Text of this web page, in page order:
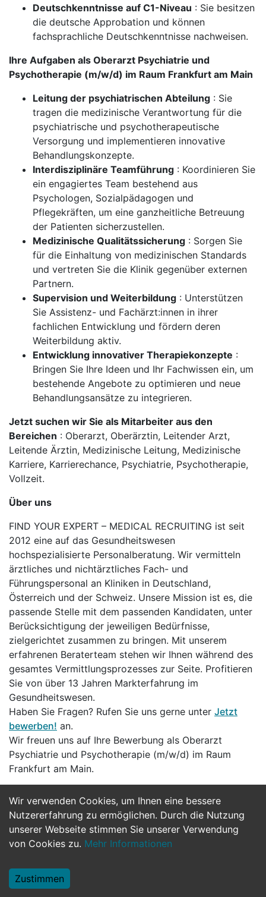
Wir verwenden Cookies, um Ihnen eine bessere
Nutzererfahrung zu ermöglichen. Durch die Nutzung
unserer Webseite stimmen Sie unserer Verwendung
von Cookies zu. Mehr Informationen
Zustimmen
Deutschkenntnisse auf C1-Niveau : Sie besitzen
die deutsche Approbation und können
fachsprachliche Deutschkenntnisse nachweisen.
Ihre Aufgaben als Oberarzt Psychiatrie und
Psychotherapie (m/w/d) im Raum Frankfurt am Main
Leitung der psychiatrischen Abteilung : Sie
tragen die medizinische Verantwortung für die
psychiatrische und psychotherapeutische
Versorgung und implementieren innovative
Behandlungskonzepte.
Interdisziplinäre Teamführung : Koordinieren Sie
ein engagiertes Team bestehend aus
Psychologen, Sozialpädagogen und
Pflegekräften, um eine ganzheitliche Betreuung
der Patienten sicherzustellen.
Medizinische Qualitätssicherung : Sorgen Sie
für die Einhaltung von medizinischen Standards
und vertreten Sie die Klinik gegenüber externen
Partnern.
Supervision und Weiterbildung : Unterstützen
Sie Assistenz- und Fachärzt:innen in ihrer
fachlichen Entwicklung und fördern deren
Weiterbildung aktiv.
Entwicklung innovativer Therapiekonzepte :
Bringen Sie Ihre Ideen und Ihr Fachwissen ein, um
bestehende Angebote zu optimieren und neue
Behandlungsansätze zu integrieren.
Jetzt suchen wir Sie als Mitarbeiter aus den
Bereichen : Oberarzt, Oberärztin, Leitender Arzt,
Leitende Ärztin, Medizinische Leitung, Medizinische
Karriere, Karrierechance, Psychiatrie, Psychotherapie,
Vollzeit.
Über uns
FIND YOUR EXPERT – MEDICAL RECRUITING ist seit
2012 eine auf das Gesundheitswesen
hochspezialisierte Personalberatung. Wir vermitteln
ärztliches und nichtärztliches Fach- und
Führungspersonal an Kliniken in Deutschland,
Österreich und der Schweiz. Unsere Mission ist es, die
passende Stelle mit dem passenden Kandidaten, unter
Berücksichtigung der jeweiligen Bedürfnisse,
zielgerichtet zusammen zu bringen. Mit unserem
erfahrenen Beraterteam stehen wir Ihnen während des
gesamtes Vermittlungsprozesses zur Seite. Profitieren
Sie von über 13 Jahren Markterfahrung im
Gesundheitswesen.
Haben Sie Fragen? Rufen Sie uns gerne unter Jetzt
bewerben! an.
Wir freuen uns auf Ihre Bewerbung als Oberarzt
Psychiatrie und Psychotherapie (m/w/d) im Raum
Frankfurt am Main.
Jetzt Bewerben